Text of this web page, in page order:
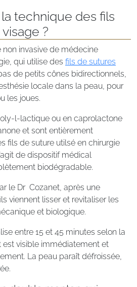
technique des fils
?
non invasive de médecine
qui utilise des fils de sutures
de petits cônes bidirectionnels,
locale dans la peau, pour
les joues.
l-lactique ou en caprolactone
et sont entièrement
fils de suture utilsé en chirurgie
de dispositif médical
biodégradable.
le Dr Cozanet, après une
viennent lisser et revitaliser les
et biologique.
entre 15 et 45 minutes selon la
est visible immédiatement et
La peau paraît défroissée,